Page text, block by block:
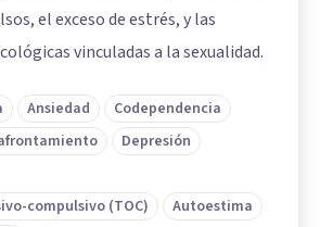
el exceso de estrés, y las
vinculadas a la sexualidad.
Ansiedad
Codependencia
Depresión
compulsivo (TOC)
Autoestima